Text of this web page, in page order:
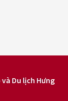
Du lịch Hưng